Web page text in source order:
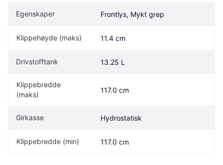
Egenskaper Frontlys, Mykt grep
Klippehøyde (maks) 11.4 cm
Drivstofftank 13.25 L
Klippebredde
(maks)
117.0 cm
Girkasse Hydrostatisk
Klippebredde (min) 117.0 cm